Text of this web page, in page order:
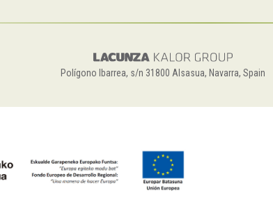
Polígono Ibarrea, s/n 31800 Alsasua, Navarra, Spain